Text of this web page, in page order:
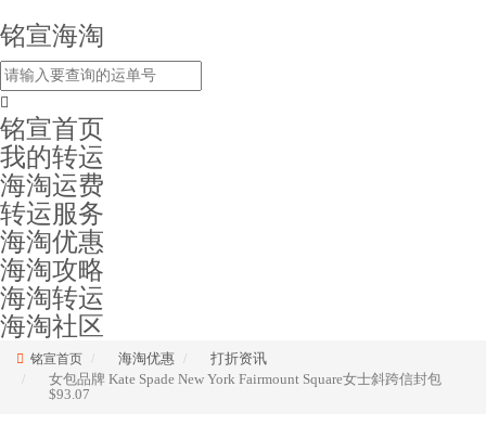
铭宣海淘
铭宣首页
我的转运
海淘运费
转运服务
海淘优惠
海淘攻略
海淘转运
海淘社区
铭宣首页 海淘优惠
打折资讯
女包品牌 Kate Spade New York Fairmount Square女士斜跨信封包
$93.07